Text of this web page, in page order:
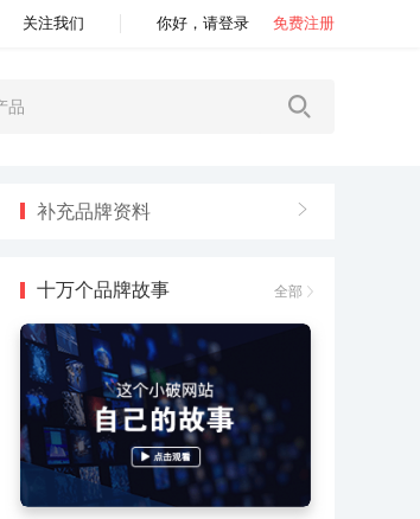
关注我们 你好，请登录 免费注册
补充品牌资料
十万个品牌故事 全部